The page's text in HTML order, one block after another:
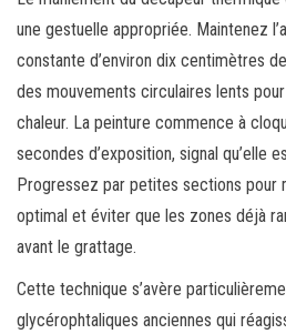
une gestuelle appropriée. Maintenez
constante d’environ dix centimètres
des mouvements circulaires lents
chaleur. La peinture commence à
secondes d’exposition, signal qu’elle
Progressez par petites sections pour
optimal et éviter que les zones déjà
avant le grattage.
Cette technique s’avère
glycérophtaliques anciennes qui